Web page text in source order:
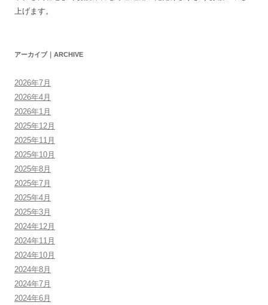
上げます。
アーカイブ｜ARCHIVE
2026年7月
2026年4月
2026年1月
2025年12月
2025年11月
2025年10月
2025年8月
2025年7月
2025年4月
2025年3月
2024年12月
2024年11月
2024年10月
2024年8月
2024年7月
2024年6月